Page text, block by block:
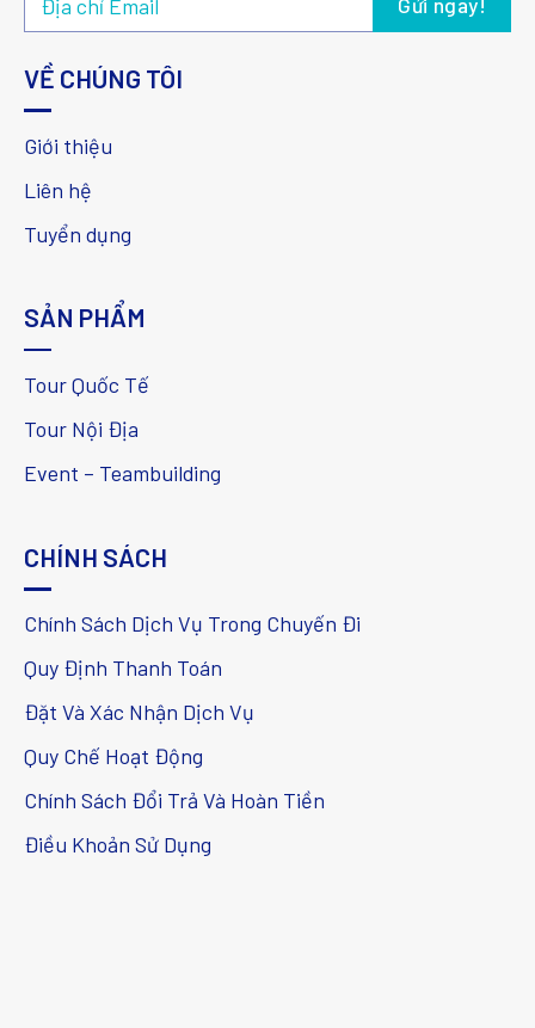
VỀ CHÚNG TÔI
Giới thiệu
Liên hệ
Tuyển dụng
SẢN PHẨM
Tour Quốc Tế
Tour Nội Địa
Event – Teambuilding
CHÍNH SÁCH
Chính Sách Dịch Vụ Trong Chuyến Đi
Quy Định Thanh Toán
Đặt Và Xác Nhận Dịch Vụ
Quy Chế Hoạt Động
Chính Sách Đổi Trả Và Hoàn Tiền
Điều Khoản Sử Dụng